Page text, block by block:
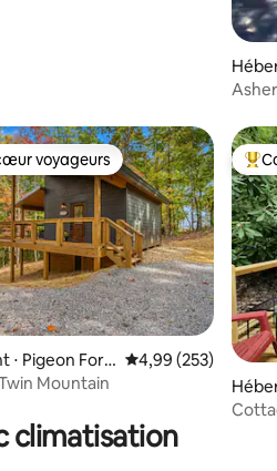
de 129 commentaires : 4,92 sur
voyageurs les plus appréciés
voyageurs
⋅ Pigeon Forg Évaluation
4,99 (253)
Mountain
climatisation